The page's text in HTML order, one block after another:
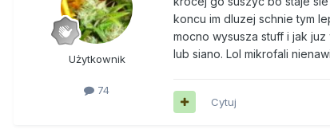
Użytkownik
74
koncu im dluzej schnie tym
mocno wysusza stuff i jak
lub siano. Lol mikrofali
Cytuj